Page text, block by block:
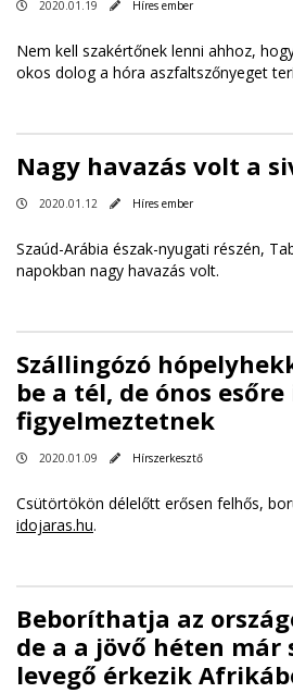
2020.01.19 Híres ember
Nem kell szakértőnek lenni ahhoz,
okos dolog a hóra aszfaltszőnyeget
Nagy havazás volt a
2020.01.12 Híres ember
Szaúd-Arábia észak-nyugati részén,
napokban nagy havazás volt.
Szállingózó
be a tél, de ónos esőre
figyelmeztetnek
2020.01.09 Hírszerkesztő
Csütörtökön délelőtt erősen felhős,
idojaras.hu.
Beboríthatja az
de a a jövő héten már
levegő érkezik